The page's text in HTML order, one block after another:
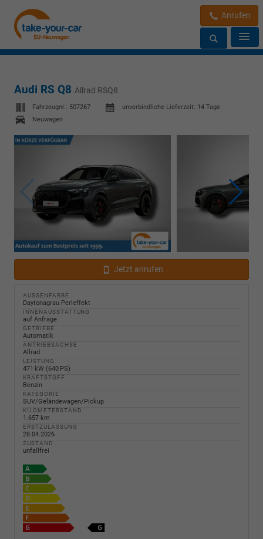
Anrufen
Audi RS Q8 Allrad RSQ8
Fahrzeugnr.: 507267 unverbindliche Lieferzeit: 14 Tage
Neuwagen
Jetzt anrufen
AUSSENFARBE
Daytonagrau Perleffekt
INNENAUSSTATTUNG
auf Anfrage
GETRIEBE
Automatik
ANTRIEBSACHSE
Allrad
LEISTUNG
471 kW (640 PS)
KRAFTSTOFF
Benzin
KATEGORIE
SUV/Geländewagen/Pickup
KILOMETERSTAND
1.657 km
ERSTZULASSUNG
28.04.2026
ZUSTAND
unfallfrei